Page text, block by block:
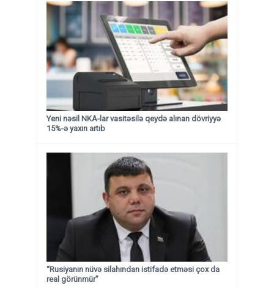
Yeni nəsil NKA-lar vasitəsilə qeydə alınan dövriyyə
15%-ə yaxın artıb
“Rusiyanın nüvə silahından istifadə etməsi çox da
real görünmür”